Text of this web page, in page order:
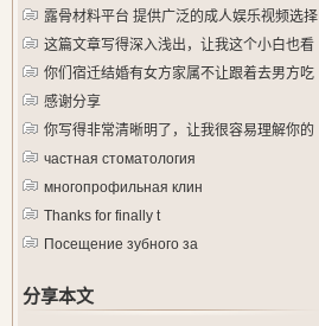
台。
露骨材料平台 提供广泛的成人娱乐视频选择
这篇文章写得深入浅出，让我这个小白也看
懂
你们宿迁结婚有女方家属不让跟着去男方吃
酒
感谢分享
你写得非常清晰明了，让我很容易理解你的
观
частная стоматология
многопрофильная клин
Thanks for finally t
Посещение зубного за
分享本文